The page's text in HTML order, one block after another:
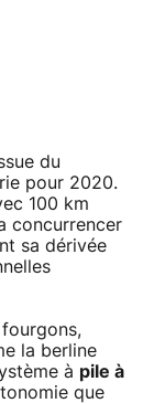
du
pour 2020.
100 km
concurrencer
sa dérivée
la berline
à pile à
que